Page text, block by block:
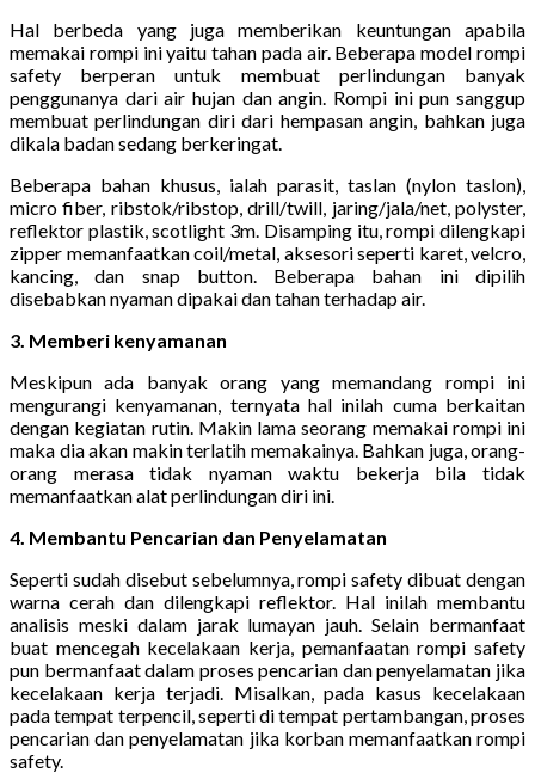
Hal berbeda yang juga memberikan keuntungan apabila
memakai rompi ini yaitu tahan pada air. Beberapa model rompi
safety berperan untuk membuat perlindungan banyak
penggunanya dari air hujan dan angin. Rompi ini pun sanggup
membuat perlindungan diri dari hempasan angin, bahkan juga
dikala badan sedang berkeringat.
Beberapa bahan khusus, ialah parasit, taslan (nylon taslon),
micro fiber, ribstok/ribstop, drill/twill, jaring/jala/net, polyster,
reflektor plastik, scotlight 3m. Disamping itu, rompi dilengkapi
zipper memanfaatkan coil/metal, aksesori seperti karet, velcro,
kancing, dan snap button. Beberapa bahan ini dipilih
disebabkan nyaman dipakai dan tahan terhadap air.
3. Memberi kenyamanan
Meskipun ada banyak orang yang memandang rompi ini
mengurangi kenyamanan, ternyata hal inilah cuma berkaitan
dengan kegiatan rutin. Makin lama seorang memakai rompi ini
maka dia akan makin terlatih memakainya. Bahkan juga, orang-
orang merasa tidak nyaman waktu bekerja bila tidak
memanfaatkan alat perlindungan diri ini.
4. Membantu Pencarian dan Penyelamatan
Seperti sudah disebut sebelumnya, rompi safety dibuat dengan
warna cerah dan dilengkapi reflektor. Hal inilah membantu
analisis meski dalam jarak lumayan jauh. Selain bermanfaat
buat mencegah kecelakaan kerja, pemanfaatan rompi safety
pun bermanfaat dalam proses pencarian dan penyelamatan jika
kecelakaan kerja terjadi. Misalkan, pada kasus kecelakaan
pada tempat terpencil, seperti di tempat pertambangan, proses
pencarian dan penyelamatan jika korban memanfaatkan rompi
safety.